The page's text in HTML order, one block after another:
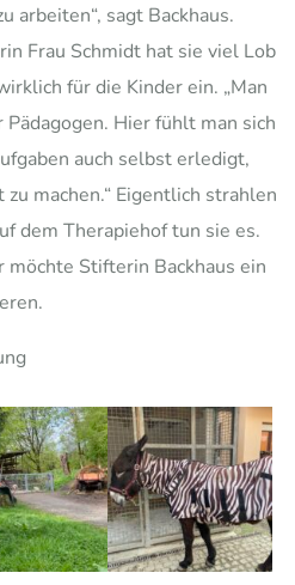
arbeiten“, sagt Backhaus.
Frau Schmidt hat sie viel Lob
für die Kinder ein. „Man
Hier fühlt man sich
auch selbst erledigt,
machen.“ Eigentlich strahlen
dem Therapiehof tun sie es.
Stifterin Backhaus ein